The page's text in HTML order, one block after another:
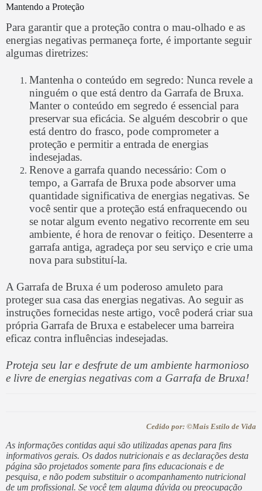
Mantendo a Proteção
Para garantir que a proteção contra o mau-olhado e as
energias negativas permaneça forte, é importante seguir
algumas diretrizes:
Mantenha o conteúdo em segredo: Nunca revele a
ninguém o que está dentro da Garrafa de Bruxa.
Manter o conteúdo em segredo é essencial para
preservar sua eficácia. Se alguém descobrir o que
está dentro do frasco, pode comprometer a
proteção e permitir a entrada de energias
indesejadas.
Renove a garrafa quando necessário: Com o
tempo, a Garrafa de Bruxa pode absorver uma
quantidade significativa de energias negativas. Se
você sentir que a proteção está enfraquecendo ou
se notar algum evento negativo recorrente em seu
ambiente, é hora de renovar o feitiço. Desenterre a
garrafa antiga, agradeça por seu serviço e crie uma
nova para substituí-la.
A Garrafa de Bruxa é um poderoso amuleto para
proteger sua casa das energias negativas. Ao seguir as
instruções fornecidas neste artigo, você poderá criar sua
própria Garrafa de Bruxa e estabelecer uma barreira
eficaz contra influências indesejadas.
Proteja seu lar e desfrute de um ambiente harmonioso
e livre de energias negativas com a Garrafa de Bruxa!
Cedido por: ©Mais Estilo de Vida
As informações contidas aqui são utilizadas apenas para fins
informativos gerais. Os dados nutricionais e as declarações desta
página são projetados somente para fins educacionais e de
pesquisa, e não podem substituir o acompanhamento nutricional
de um profissional. Se você tem alguma dúvida ou preocupação